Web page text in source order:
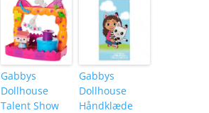
Gabbys
Dollhouse
Talent Show
Gabbys
Dollhouse
Håndklæde